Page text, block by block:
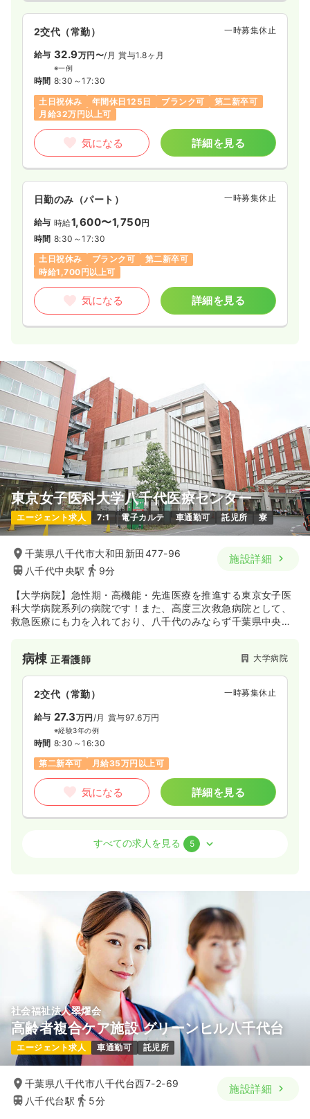
2交代（常勤） 一時募集休止
給与 32.9万円〜/月 賞与1.8ヶ月
※一例
時間 8:30～17:30
土日祝休み
年間休日125日 ブランク可
第二新卒可
月給32万円以上可
気になる 詳細を見る
日勤のみ（パート） 一時募集休止
給与 時給1,600〜1,750円
時間 8:30～17:30
土日祝休み
ブランク可
第二新卒可
時給1,700円以上可
気になる 詳細を見る
東京女子医科大学八千代医療センター
エージェント求人 7:1 電子カルテ 車通勤可 託児所 寮
千葉県八千代市大和田新田477-96
八千代中央駅
9分
施設詳細
【大学病院】急性期・高機能・先進医療を推進する東京女子医
科大学病院系列の病院です！また、高度三次救急病院として、
救急医療にも力を入れており、八千代のみならず千葉県中央部
病棟正看護師 大学病院
2交代（常勤） 一時募集休止
給与 27.3万円 /月 賞与97.6万円
※経験3年の例
時間 8:30～16:30
第二新卒可
月給35万円以上可
気になる 詳細を見る
/月 賞与94.5万円
※経験4年の例
8:30～16:30
第二新卒可
月給34万円以上可
気になる 詳細を見る
オペ室(手術室)正看護師 大学病院
日勤のみ（常勤） 一時募集休止
給与 23.2万円/月 賞与105.0万円
※経験3年の例
時間 8:30～16:30
すべての求人を見る 5
社会福祉法人翠燿会
高齢者複合ケア施設 グリーンヒル八千代台
エージェント求人 車通勤可 託児所
千葉県八千代市八千代台西7-2-69
八千代台駅
5分
施設詳細